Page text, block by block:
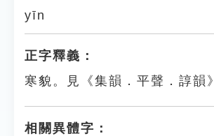
yīn
正字釋義：
寒貌。見《集韻．平聲．諄韻
相關異體字：